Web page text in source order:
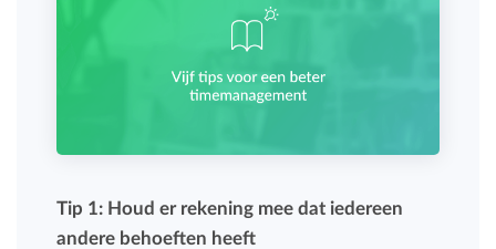
Tip 1: Houd er rekening mee dat iedereen
andere behoeften heeft